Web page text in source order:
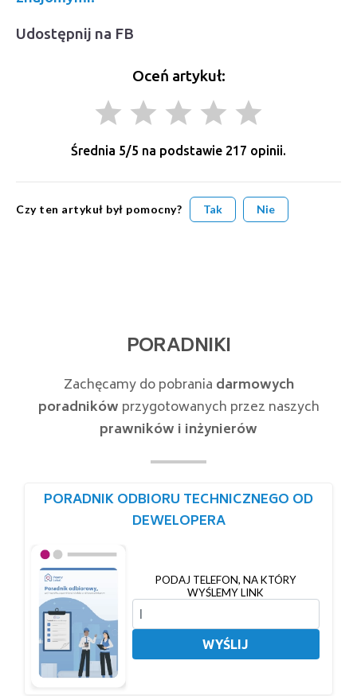
Udostępnij na FB
Oceń artykuł:
grade grade grade grade grade
Średnia 5/5 na podstawie 217 opinii.
Czy ten artykuł był pomocny? Tak Nie
PORADNIKI
Zachęcamy do pobrania darmowych
poradników przygotowanych przez naszych
prawników i inżynierów
PORADNIK ODBIORU TECHNICZNEGO OD
DEWELOPERA
PODAJ TELEFON, NA KTÓRY
WYŚLEMY LINK
WYŚLIJ